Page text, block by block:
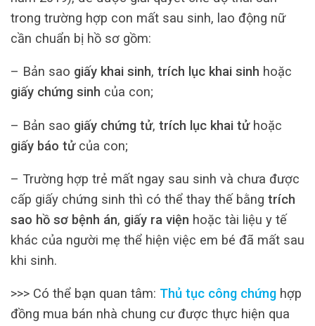
trong trường hợp con mất sau sinh, lao động nữ
cần chuẩn bị hồ sơ gồm:
– Bản sao giấy khai sinh, trích lục khai sinh hoặc
giấy chứng sinh của con;
– Bản sao giấy chứng tử, trích lục khai tửhoặc
giấy báo tửcủa con;
– Trường hợp trẻ mất ngay sau sinh và chưa được
cấp giấy chứng sinh thì có thể thay thế bằng trích
sao hồ sơ bệnh án, giấy ra viện hoặc tài liệu y tế
khác của người mẹ thể hiện việc em bé đã mất sau
khi sinh.
>>> Có thể bạn quan tâm: Thủ tục công chứng hợp
đồng mua bán nhà chung cư được thực hiện qua